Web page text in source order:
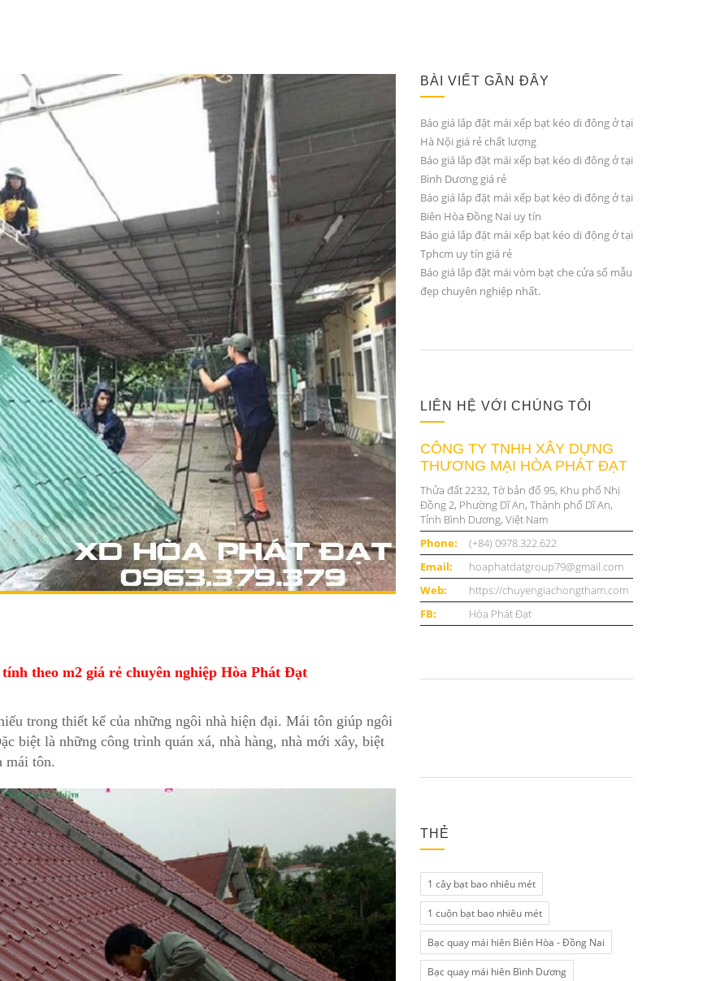
theo m2 giá rẻ chuyên nghiệp Hòa Phát Đạt
trong thiết kế của những ngôi nhà hiện đại. Mái tôn giúp ngôi
biệt là những công trình quán xá, nhà hàng, nhà mới xây, biệt
mái tôn.
BÀI VIẾT GẦN ĐÂY
Báo giá lắp đặt mái xếp bạt kéo di đông ở tại
Hà Nội giá rẻ chất lượng
Báo giá lắp đặt mái xếp bạt kéo di đông ở tại
Bình Dương giá rẻ
Báo giá lắp đặt mái xếp bạt kéo di động ở tại
Biên Hòa Đồng Nai uy tín
Báo giá lắp đặt mái xếp bạt kéo di động ở tại
Tphcm uy tín giá rẻ
Báo giá lắp đặt mái vòm bạt che cửa sổ mẫu
đẹp chuyên nghiệp nhất.
LIÊN HỆ VỚI CHÚNG TÔI
CÔNG TY TNHH XÂY DỰNG
THƯƠNG MẠI HÒA PHÁT ĐẠT
Thửa đất 2232, Tờ bản đố 95, Khu phố Nhị
Đồng 2, Phường Dĩ An, Thành phố Dĩ An,
Tỉnh Bình Dương, Việt Nam
Phone:
(+84) 0978.322.622
Email:
hoaphatdatgroup79@gmail.com
Web:
https://chuyengiachongtham.com
FB:
Hòa Phát Đạt
THẺ
1 cây bạt bao nhiêu mét
1 cuộn bạt bao nhiêu mét
Bạc quay mái hiên Biên Hòa - Đồng Nai
Bạc quay mái hiên Bình Dương